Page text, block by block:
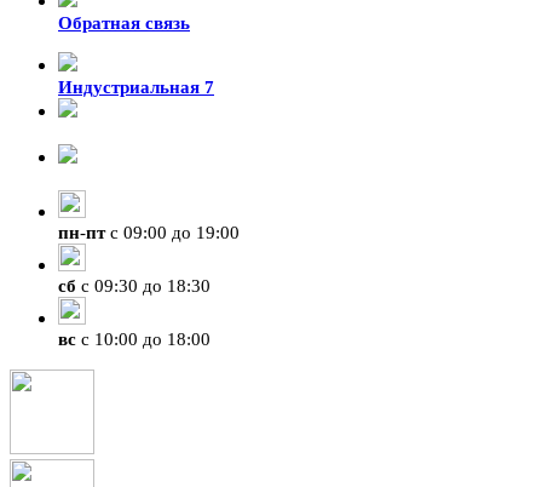
Обратная связь
Индустриальная 7
пн-птс 09:00 до 19:00
сб с 09:30 до 18:30
вс с 10:00 до 18:00